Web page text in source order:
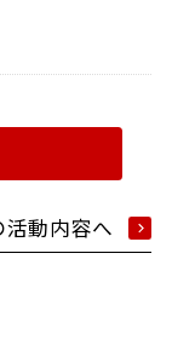
活動内容へ